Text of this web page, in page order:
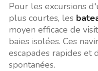
Pour les excursions
plus courtes, les
moyen efficace de
baies isolées. Ces
escapades rapides et
spontanées.